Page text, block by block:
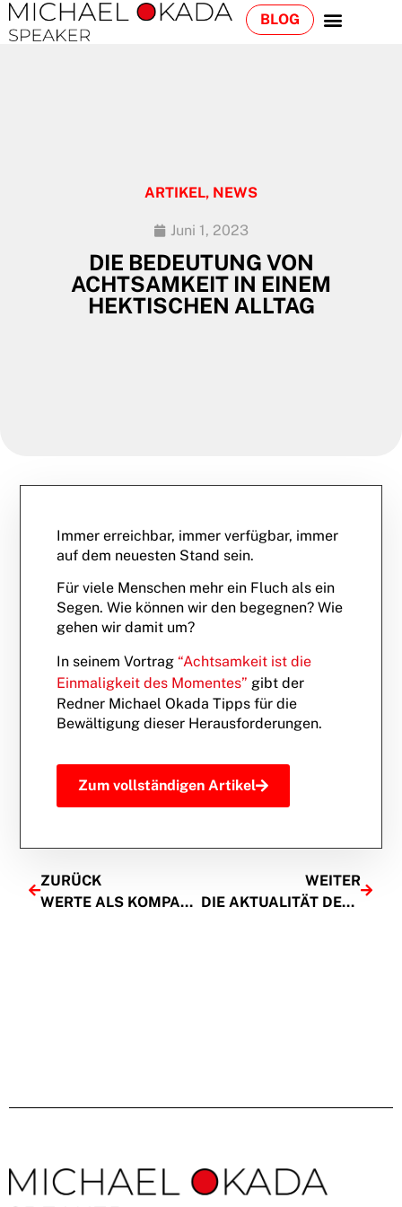
BLOG
ARTIKEL, NEWS
Juni 1, 2023
DIE BEDEUTUNG VON
ACHTSAMKEIT IN EINEM
HEKTISCHEN ALLTAG
Immer erreichbar, immer verfügbar, immer
auf dem neuesten Stand sein.
Für viele Menschen mehr ein Fluch als ein
Segen. Wie können wir den begegnen? Wie
gehen wir damit um?
In seinem Vortrag“Achtsamkeit ist die
Einmaligkeit des Momentes” gibt der
Redner Michael Okada Tipps für die
Bewältigung dieser Herausforderungen.
Zum vollständigen Artikel
ZURÜCK
WERTE ALS KOMPASS FÜR DIE UNTERNEHMENSFÜHRUNG?
WEITER
DIE AKTUALITÄT DER WERTE DER SAMURAI